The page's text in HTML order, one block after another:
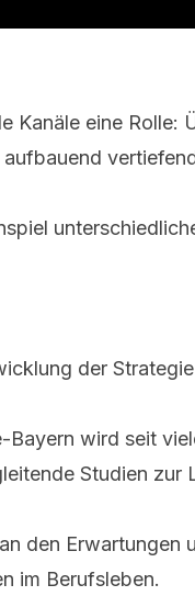
Kanäle eine
der Strategie
Bayern wird seit
Studien zur
den
im Berufsleben.